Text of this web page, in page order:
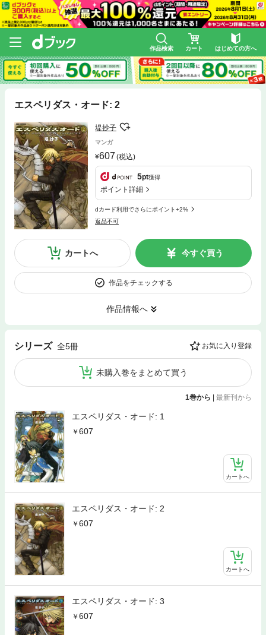
作品検索 カート はじめての方へ
エスペリダス・オード: 2
堤抄子
マンガ
607 (税込)
5pt獲得
ポイント詳細
dカード利用でさらにポイント+2%
返品不可
カートへ 今すぐ買う
作品をチェックする
作品情報へ
シリーズ 全5冊 お気に入り登録
未購入巻をまとめて買う
1巻から | 最新刊から
エスペリダス・オード: 1
607
カートへ
エスペリダス・オード: 2
607
カートへ
エスペリダス・オード: 3
607